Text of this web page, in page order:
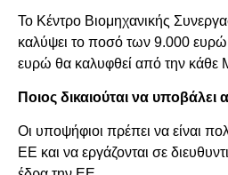
Το Κέντρο Βιομηχανικής
καλύψει το ποσό των 9.000
ευρώ θα καλυφθεί από την κάθε
Ποιος δικαιούται να υποβάλει
Οι υποψήφιοι πρέπει να είναι
ΕΕ και να εργάζονται σε